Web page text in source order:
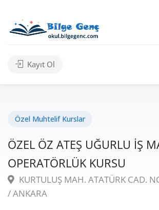
Kayıt Ol
Özel Muhtelif Kurslar
ÖZEL ÖZ ATEŞ UĞURLU İŞ
OPERATÖRLÜK KURSU
KURTULUŞ MAH. ATATÜRK CAD.
/ ANKARA